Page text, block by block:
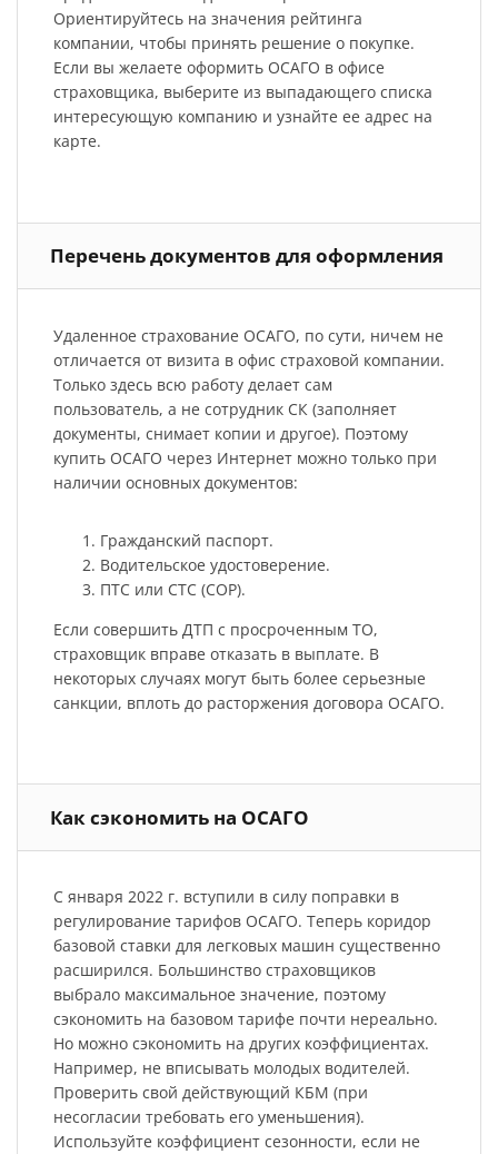
Ориентируйтесь на значения рейтинга
компании, чтобы принять решение о покупке.
Если вы желаете оформить ОСАГО в офисе
страховщика, выберите из выпадающего списка
интересующую компанию и узнайте ее адрес на
карте.
Перечень документов для оформления
Удаленное страхование ОСАГО, по сути, ничем не
отличается от визита в офис страховой компании.
Только здесь всю работу делает сам
пользователь, а не сотрудник СК (заполняет
документы, снимает копии и другое). Поэтому
купить ОСАГО через Интернет можно только при
наличии основных документов:
Гражданский паспорт.
Водительское удостоверение.
ПТС или СТС (СОР).
Если совершить ДТП с просроченным ТО,
страховщик вправе отказать в выплате. В
некоторых случаях могут быть более серьезные
санкции, вплоть до расторжения договора ОСАГО.
Как сэкономить на ОСАГО
С января 2022 г. вступили в силу поправки в
регулирование тарифов ОСАГО. Теперь коридор
базовой ставки для легковых машин существенно
расширился. Большинство страховщиков
выбрало максимальное значение, поэтому
сэкономить на базовом тарифе почти нереально.
Но можно сэкономить на других коэффициентах.
Например, не вписывать молодых водителей.
Проверить свой действующий КБМ (при
несогласии требовать его уменьшения).
Используйте коэффициент сезонности, если не